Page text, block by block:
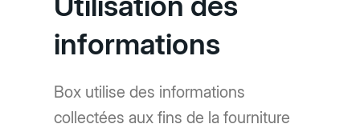
informations
Box utilise des informations
collectées aux fins de la fourniture